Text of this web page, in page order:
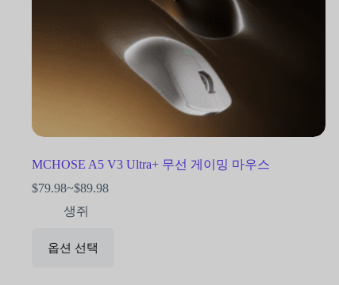
MCHOSE A5 V3 Ultra+ 무선 게이밍 마우스
$79.98~$89.98
생쥐
옵션 선택